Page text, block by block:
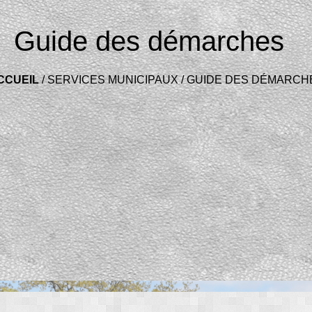
Guide des démarches
/SERVICES MUNICIPAUX/GUIDE DES